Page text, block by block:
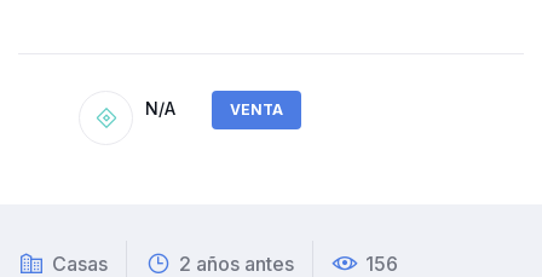
N/A VENTA
Casas 2 años antes 156